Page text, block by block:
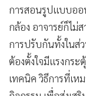
การสอนรูปแบบออ
กล้อง อาจารย์ก็ไม่
การปรับกันทั้งในส่
ต้องตั้งใจมีแรงกร
เทคนิค วิธีการที่เห